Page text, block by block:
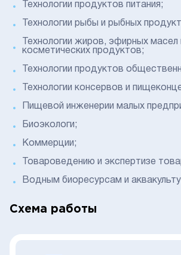
Технологии продуктов питания;
Технологии рыбы и рыбных
Технологии жиров, эфирных
косметических продуктов;
Технологии продуктов
Технологии консервов и
Пищевой инженерии малых
Биоэкологи;
Коммерции;
Товароведению и экспертизе
Водным биоресурсам и
Схема работы